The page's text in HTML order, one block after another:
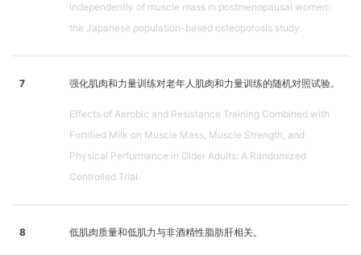
independently of muscle mass in postmenopausal women:
the Japanese population-based osteoporosis study.
7 强化肌肉和力量训练对老年人肌肉和力量训练的随机对照试验。
Effects of Aerobic and Resistance Training Combined with
Fortified Milk on Muscle Mass, Muscle Strength, and
Physical Performance in Older Adults: A Randomized
Controlled Trial.
8 低肌肉质量和低肌力与非酒精性脂肪肝相关。